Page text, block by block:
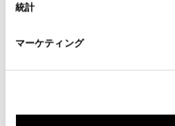
統計
マーケティング